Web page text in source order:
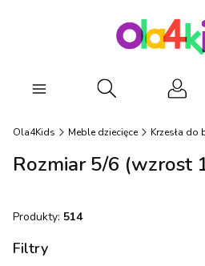
Otwórz
Ola4Kids Meble dziecięce Krzesła do
Rozmiar 5/6 (wzrost
Produkty: 514
Filtry